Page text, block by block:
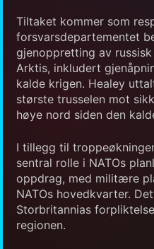
Tiltaket kommer som
forsvarsdepartementet
gjenoppretting av
Arktis, inkludert
kalde krigen. Healey
største trusselen mot
høye nord siden den
I tillegg til
sentral rolle i NATOs
oppdrag, med militære
NATOs hovedkvarter.
Storbritannias
regionen.